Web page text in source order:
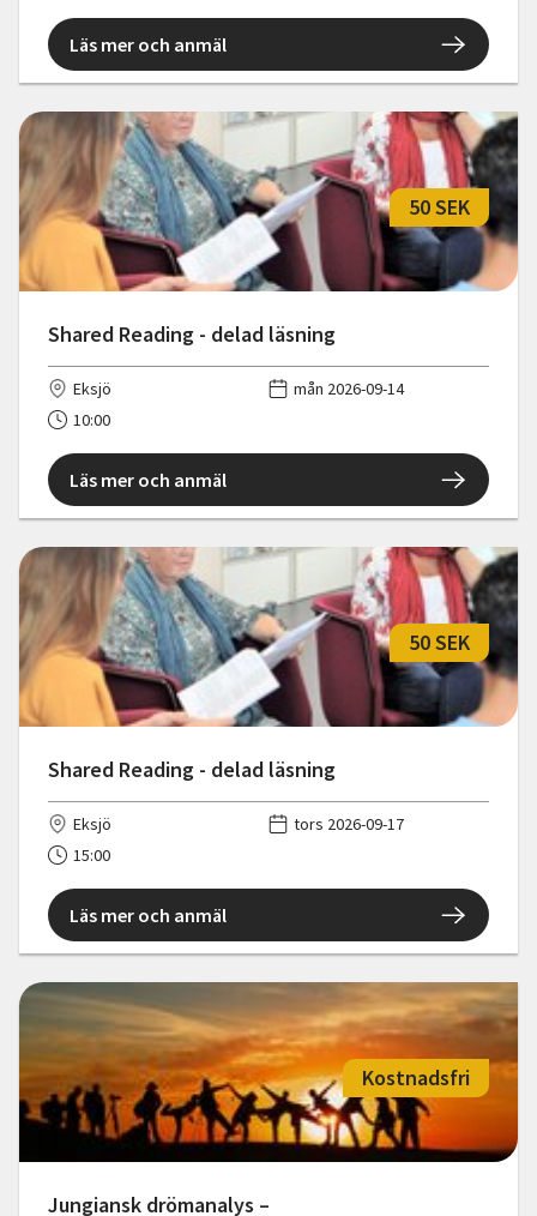
Läs mer och anmäl
Shared Reading - delad läsning
50 SEK
Eksjö
mån 2026-09-14
10:00
Läs mer och anmäl
Shared Reading - delad läsning
50 SEK
Eksjö
tors 2026-09-17
15:00
Läs mer och anmäl
Jungiansk drömanalys –
Kostnadsfri